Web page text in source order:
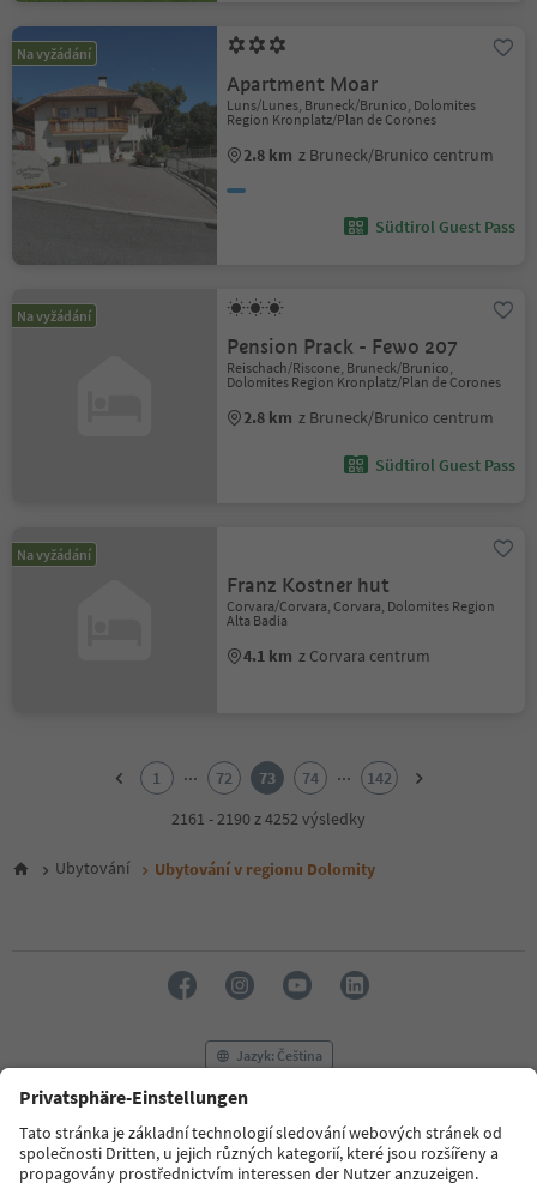
Na vyžádání
Apartment Moar
Luns/Lunes, Bruneck/Brunico, Dolomites
Region Kronplatz/Plan de Corones
2.8 km z Bruneck/Brunico centrum
Südtirol Guest Pass
Na vyžádání
Pension Prack - Fewo 207
Reischach/Riscone, Bruneck/Brunico,
Dolomites Region Kronplatz/Plan de Corones
2.8 km z Bruneck/Brunico centrum
Südtirol Guest Pass
Na vyžádání
Franz Kostner hut
Corvara/Corvara, Corvara, Dolomites Region
Alta Badia
4.1 km z Corvara centrum
6
16
17
18
19
1 ... 72 73 74 ...
142
2161 - 2190 z 4252 výsledky
Ubytování Ubytování v regionu Dolomity
Jazyk: Čeština
FAQ Kontaktujte nás Tisk
MICE
Zásady ochrany osobních údajů
Podmínky a ujednání
Tiráž